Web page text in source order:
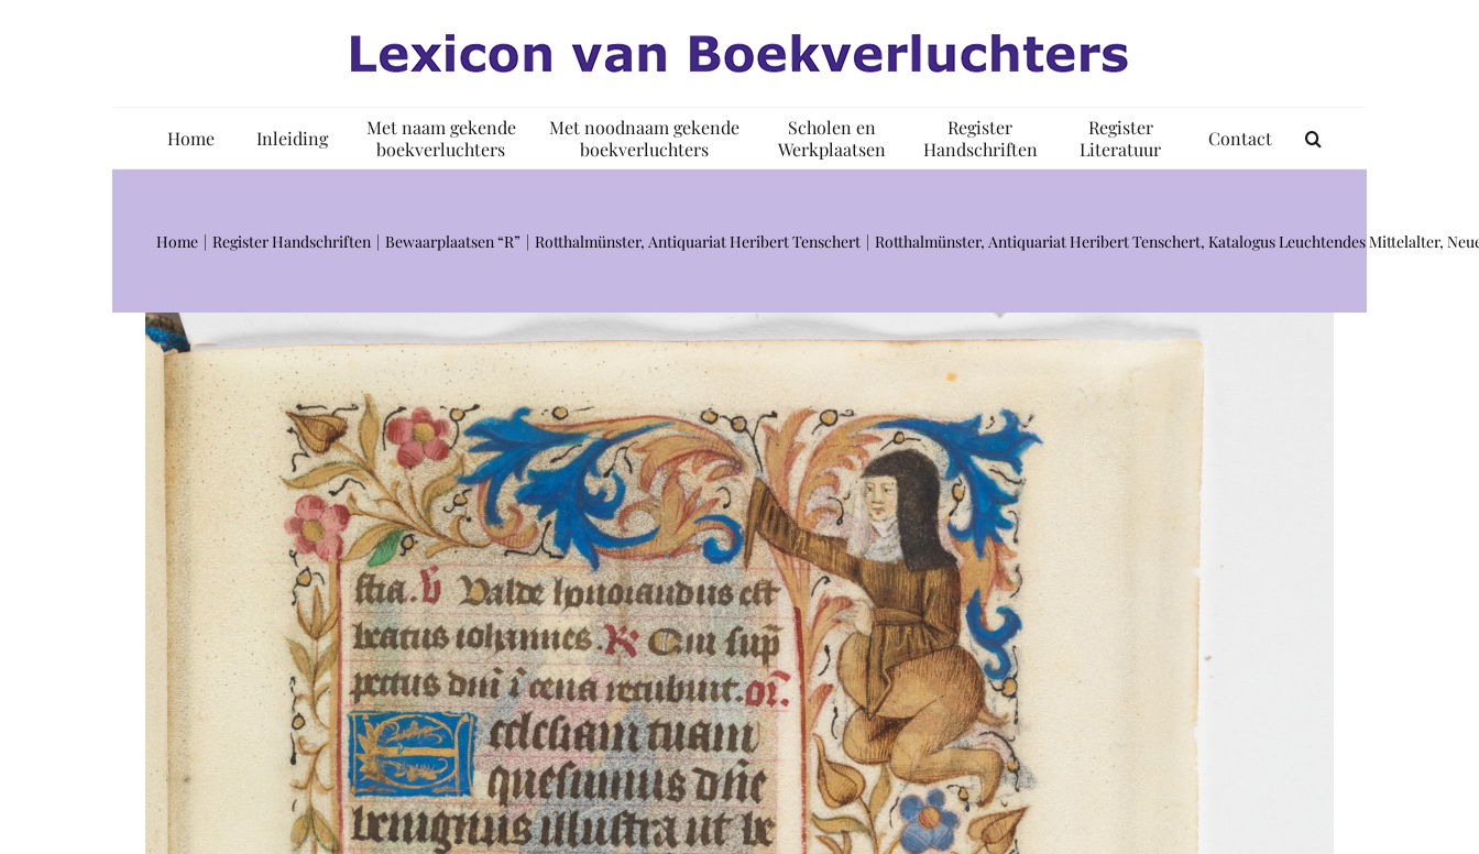
Home Inleiding
Met naam gekende
boekverluchters
Met noodnaam gekende
boekverluchters
Scholen en
Werkplaatsen
Register
Handschriften
Register
Literatuur
Contact
Home Register Handschriften Bewaarplaatsen “R” Rotthalmünster, Antiquariat Heribert Tenschert Rotthalmünster, Antiquariat Heribert Tenschert, Katalogus Leuchtendes Mittelalter,